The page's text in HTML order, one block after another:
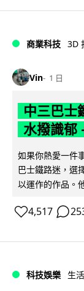
商業科技 3D
Vin 1 日
中三巴士
水撥識郁
如果你熱愛一件
巴士鐵路迷，選
以運作的作品。
4,517
科技娛樂 生